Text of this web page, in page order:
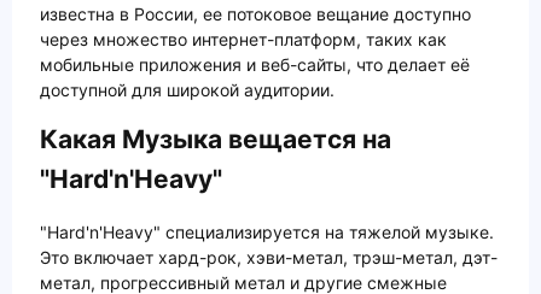
известна в России, ее потоковое вещание доступно
через множество интернет-платформ, таких как
мобильные приложения и веб-сайты, что делает её
доступной для широкой аудитории.
Какая Музыка вещается на
"Hard'n'Heavy"
"Hard'n'Heavy" специализируется на тяжелой музыке.
Это включает хард-рок, хэви-метал, трэш-метал, дэт-
метал, прогрессивный метал и другие смежные